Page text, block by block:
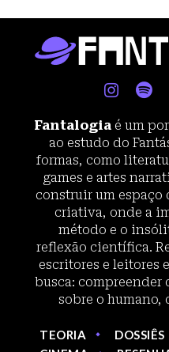
Fantalogia é um
ao estudo do
formas, como
games e artes
construir um espaço
criativa, onde a
método e o
reflexão científica.
escritores e leitores
busca: compreender
sobre o humano,
TEORIA DOSSIÊS